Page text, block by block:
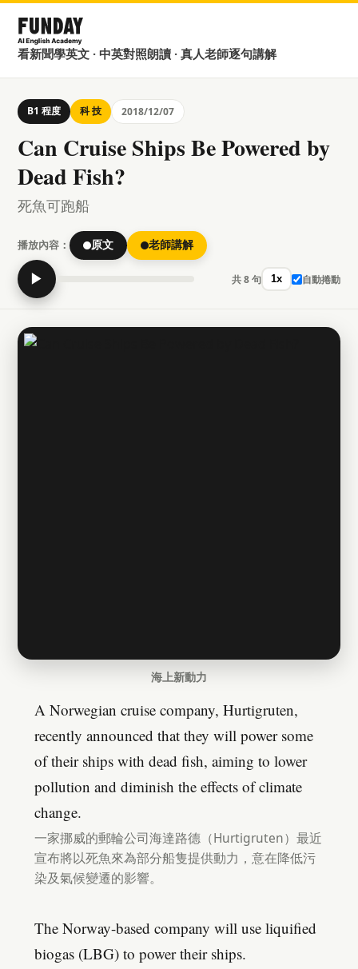
看新聞學英文 · 中英對照朗讀 · 真人老師逐句講解
B1 程度 科 技 2018/12/07
Can Cruise Ships Be Powered by
Dead Fish?
死魚可跑船
播放內容： 原文 老師講解
▶ 共 8 句 1x 自動捲動
海上新動力
A Norwegian cruise company, Hurtigruten,
recently announced that they will power some
of their ships with dead fish, aiming to lower
pollution and diminish the effects of climate
change.
一家挪威的郵輪公司海達路德（Hurtigruten）最近
宣布將以死魚來為部分船隻提供動力，意在降低污
染及氣候變遷的影響。
The Norway-based company will use liquified
biogas (LBG) to power their ships.